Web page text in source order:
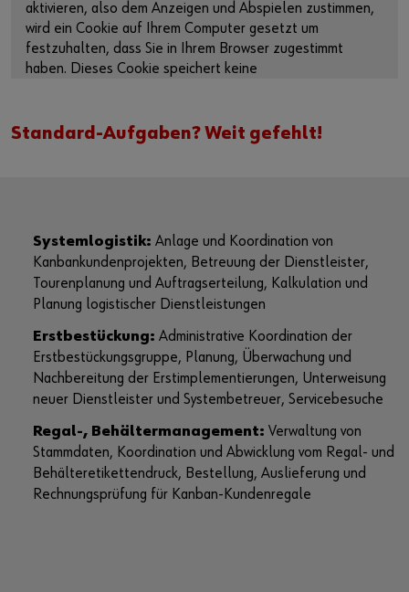
aktivieren, also dem Anzeigen und Abspielen zustimmen,
wird ein Cookie auf Ihrem Computer gesetzt um
festzuhalten, dass Sie in Ihrem Browser zugestimmt
haben. Dieses Cookie speichert keine
Datenschutzerklärungund auf derCookie-Seite
Video direkt auf der Plattform des Anbieters aufzurufen:
https://youtu.be/7AE2DYoyQug
Standard-Aufgaben? Weit gefehlt!
Systemlogistik: Anlage und Koordination von
Kanbankundenprojekten, Betreuung der Dienstleister,
Tourenplanung und Auftragserteilung, Kalkulation und
Planung logistischer Dienstleistungen
Erstbestückung: Administrative Koordination der
Erstbestückungsgruppe, Planung, Überwachung und
Nachbereitung der Erstimplementierungen, Unterweisung
neuer Dienstleister und Systembetreuer, Servicebesuche
Regal-, Behältermanagement: Verwaltung von
Stammdaten, Koordination und Abwicklung vom Regal- und
Behälteretikettendruck, Bestellung, Auslieferung und
Rechnungsprüfung für Kanban-Kundenregale